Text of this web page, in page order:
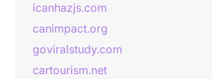
icanhazjs.com
canimpact.org
goviralstudy.com
cartourism.net